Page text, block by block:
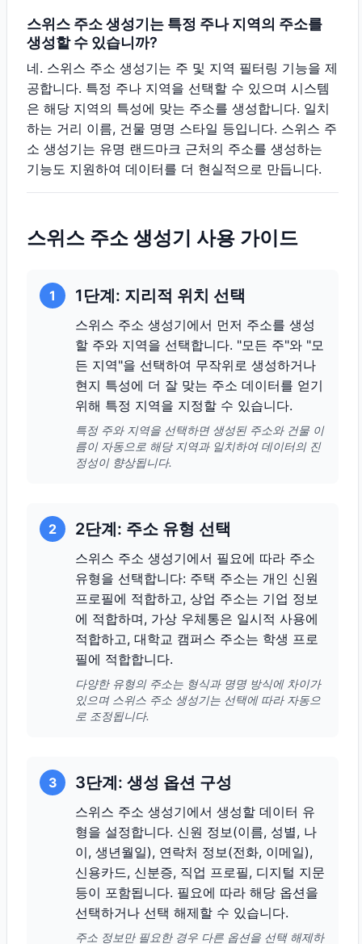
스위스 주소 생성기는 특정 주나 지역의 주소를
생성할 수 있습니까?
네. 스위스 주소 생성기는 주 및 지역 필터링 기능을 제
공합니다. 특정 주나 지역을 선택할 수 있으며 시스템
은 해당 지역의 특성에 맞는 주소를 생성합니다. 일치
하는 거리 이름, 건물 명명 스타일 등입니다. 스위스 주
소 생성기는 유명 랜드마크 근처의 주소를 생성하는
기능도 지원하여 데이터를 더 현실적으로 만듭니다.
스위스 주소 생성기 사용 가이드
1 1단계: 지리적 위치 선택
스위스 주소 생성기에서 먼저 주소를 생성
할 주와 지역을 선택합니다. "모든 주"와 "모
든 지역"을 선택하여 무작위로 생성하거나
현지 특성에 더 잘 맞는 주소 데이터를 얻기
위해 특정 지역을 지정할 수 있습니다.
특정 주와 지역을 선택하면 생성된 주소와 건물 이
름이 자동으로 해당 지역과 일치하여 데이터의 진
정성이 향상됩니다.
2 2단계: 주소 유형 선택
스위스 주소 생성기에서 필요에 따라 주소
유형을 선택합니다: 주택 주소는 개인 신원
프로필에 적합하고, 상업 주소는 기업 정보
에 적합하며, 가상 우체통은 일시적 사용에
적합하고, 대학교 캠퍼스 주소는 학생 프로
필에 적합합니다.
다양한 유형의 주소는 형식과 명명 방식에 차이가
있으며 스위스 주소 생성기는 선택에 따라 자동으
로 조정됩니다.
3 3단계: 생성 옵션 구성
스위스 주소 생성기에서 생성할 데이터 유
형을 설정합니다. 신원 정보(이름, 성별, 나
이, 생년월일), 연락처 정보(전화, 이메일),
신용카드, 신분증, 직업 프로필, 디지털 지문
등이 포함됩니다. 필요에 따라 해당 옵션을
선택하거나 선택 해제할 수 있습니다.
주소 정보만 필요한 경우 다른 옵션을 선택 해제하